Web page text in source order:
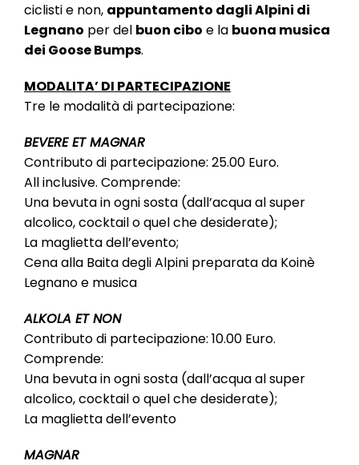
ciclisti e non, appuntamento dagli Alpini di
Legnano per del buon cibo e la buona musica
dei Goose Bumps.
MODALITA’ DI PARTECIPAZIONE
Tre le modalità di partecipazione:
BEVERE ET MAGNAR
Contributo di partecipazione: 25.00 Euro.
All inclusive. Comprende:
Una bevuta in ogni sosta (dall’acqua al super
alcolico, cocktail o quel che desiderate);
La maglietta dell’evento;
Cena alla Baita degli Alpini preparata da Koinè
Legnano e musica
ALKOLA ET NON
Contributo di partecipazione: 10.00 Euro.
Comprende:
Una bevuta in ogni sosta (dall’acqua al super
alcolico, cocktail o quel che desiderate);
La maglietta dell’evento
MAGNAR